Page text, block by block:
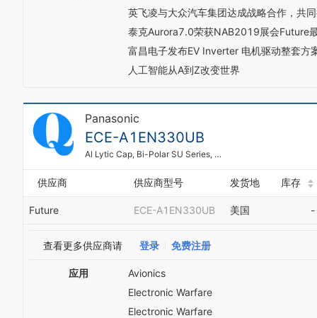
英飞凌与大众汽车集团达成战略合作，共
泰克Aurora7.0荣获NAB2019展会Future
富昌电子发布EV Inverter 电机驱动整套方
人工智能从A到Z改变世界
Panasonic
ECE-A1EN330UB
Al Lytic Cap, Bi-Polar SU Series, 85C
供应商 供应商型号 发货地 库存
Future ECE-A1EN330UB 美国 -
查看更多供应商请 登录 免费注册
应用
Avionics
Electronic Warfare
Electronic Warfare